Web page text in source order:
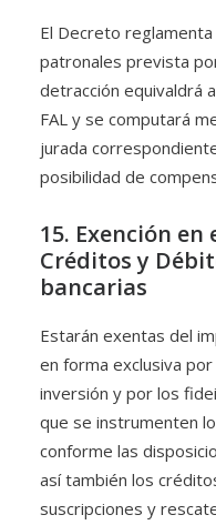
El Decreto
patronales prevista
detracción equivaldrá
FAL y se computará
jurada
posibilidad de
15. Exención
Créditos y
bancarias
Estarán exentas del
en forma exclusiva
inversión y por los
que se instrumenten
conforme las
así también los
suscripciones y